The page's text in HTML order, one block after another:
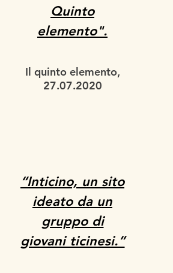
Quinto
elemento".
Il quinto elemento,
27.07.2020
“Inticino, un sito
ideato da un
gruppo di
giovani ticinesi.”